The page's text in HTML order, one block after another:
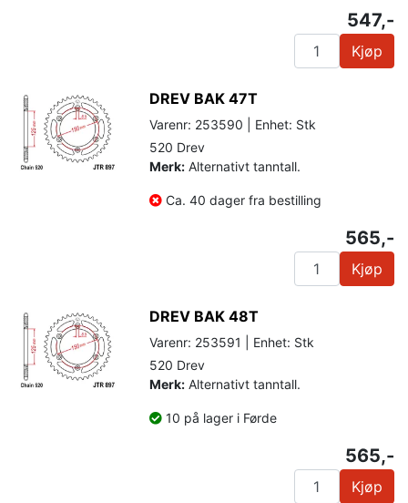
547,-
Kjøp
DREV BAK 47T
Varenr: 253590 | Enhet: Stk
520 Drev
Merk: Alternativt tanntall.
Ca. 40 dager fra bestilling
565,-
Kjøp
DREV BAK 48T
Varenr: 253591 | Enhet: Stk
520 Drev
Merk: Alternativt tanntall.
10 på lager i Førde
565,-
Kjøp